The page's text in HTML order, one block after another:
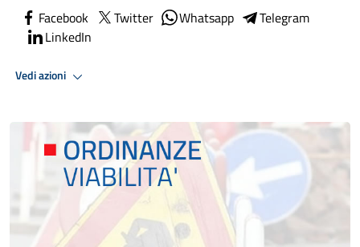
Facebook Twitter Whatsapp
Telegram
LinkedIn
Vedi azioni